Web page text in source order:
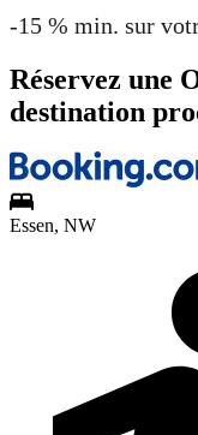
-15 % min. sur
Réservez une
destination
Essen, NW